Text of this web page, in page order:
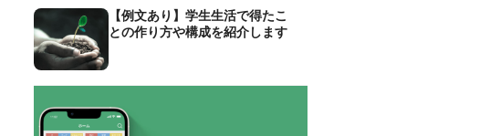
【例文あり】学生生活で得たこ
との作り方や構成を紹介します